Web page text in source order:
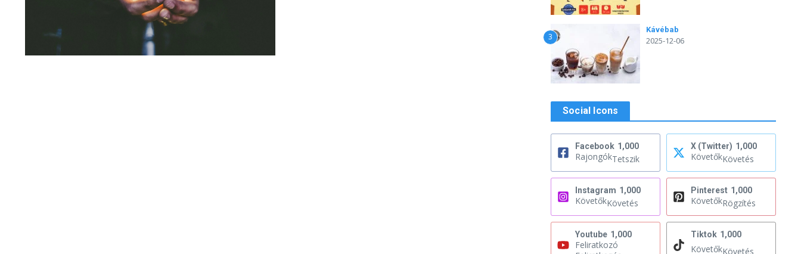
3
Kávébab
2025-12-06
Social Icons
Facebook 1,000
RajongókTetszik
X (Twitter) 1,000
KövetőkKövetés
Instagram 1,000
KövetőkKövetés
Pinterest 1,000
KövetőkRögzítés
Youtube 1,000
Feliratkozó
Tiktok 1,000
KövetőkKövetés